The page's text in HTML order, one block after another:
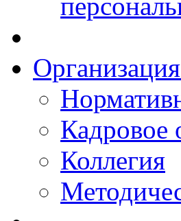
Кадровое
Коллегия